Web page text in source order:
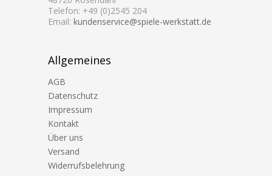
Telefon: +49 (0)2545 204
Email: kundenservice@spiele-werkstatt.de
Allgemeines
AGB
Datenschutz
Impressum
Kontakt
Über uns
Versand
Widerrufsbelehrung